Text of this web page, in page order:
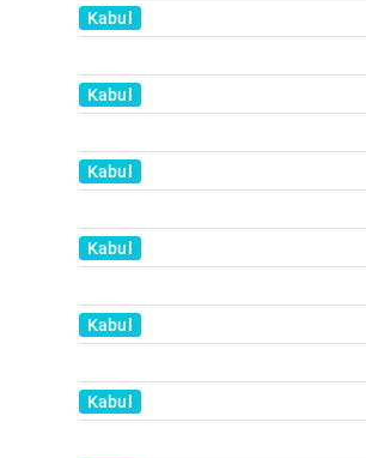
Kabul
Kabul
Kabul
Kabul
Kabul
Kabul